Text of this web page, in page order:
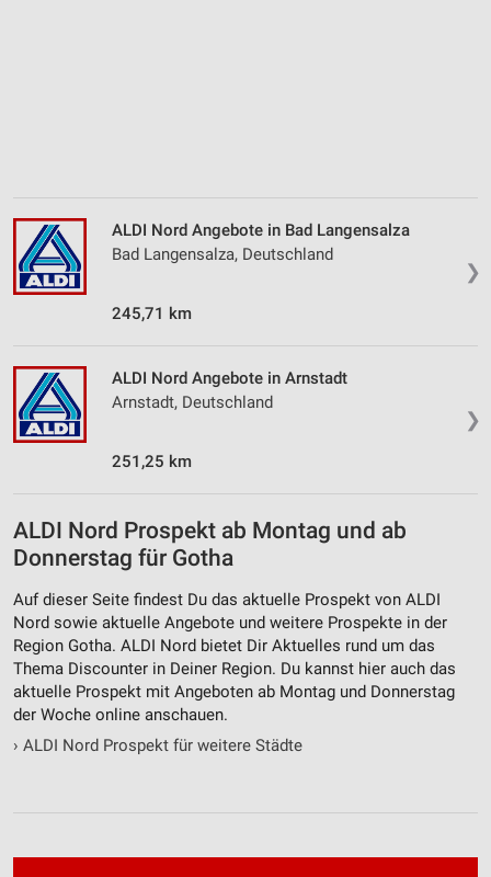
❯
ALDI Nord Angebote in Bad Langensalza
Bad Langensalza, Deutschland
245,71 km
❯
ALDI Nord Angebote in Arnstadt
Arnstadt, Deutschland
251,25 km
ALDI Nord Prospekt ab Montag und ab
Donnerstag für Gotha
Auf dieser Seite findest Du das aktuelle Prospekt von ALDI
Nord sowie aktuelle Angebote und weitere Prospekte in der
Region Gotha. ALDI Nord bietet Dir Aktuelles rund um das
Thema Discounter in Deiner Region. Du kannst hier auch das
aktuelle Prospekt mit Angeboten ab Montag und Donnerstag
der Woche online anschauen.
› ALDI Nord Prospekt für weitere Städte